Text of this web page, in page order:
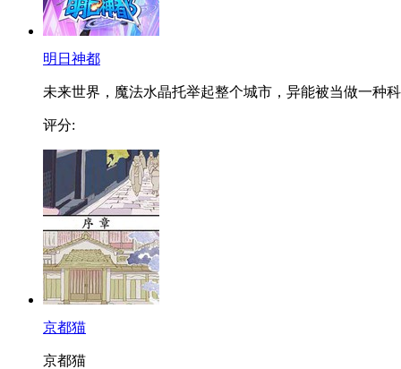
明日神都
未来世界，魔法水晶托举起整个城市，异能被当做一种
评分:
京都猫
京都猫